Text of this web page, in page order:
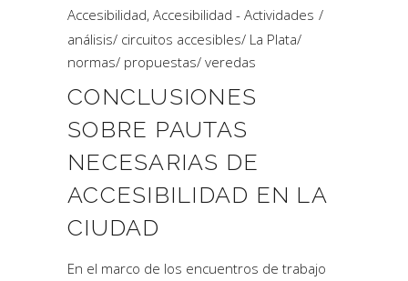
Accesibilidad, Accesibilidad - Actividades
análisis/ circuitos accesibles/ La Plata/
normas/ propuestas/ veredas
CONCLUSIONES
SOBRE PAUTAS
NECESARIAS DE
ACCESIBILIDAD EN LA
CIUDAD
En el marco de los encuentros de trabajo